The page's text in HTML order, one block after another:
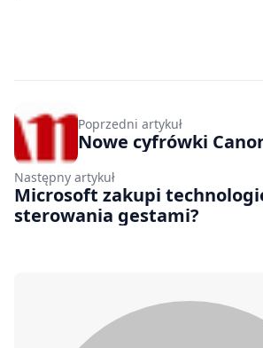
Poprzedni artykuł
Nowe cyfrówki
Następny artykuł
Microsoft zakupi
sterowania gestami?